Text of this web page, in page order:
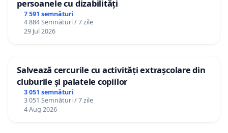
persoanele cu dizabilități
7 591 semnături
4 884 Semnături / 7 zile
29 Jul 2026
Salvează cercurile cu activități extrașcolare din
cluburile și palatele copiilor
3 051 semnături
3 051 Semnături / 7 zile
4 Aug 2026